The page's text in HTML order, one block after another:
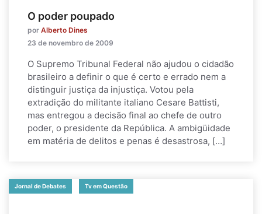
O poder poupado
por Alberto Dines
23 de novembro de 2009
O Supremo Tribunal Federal não ajudou o cidadão
brasileiro a definir o que é certo e errado nem a
distinguir justiça da injustiça. Votou pela
extradição do militante italiano Cesare Battisti,
mas entregou a decisão final ao chefe de outro
poder, o presidente da República. A ambigüidade
em matéria de delitos e penas é desastrosa, […]
Jornal de Debates Tv em Questão